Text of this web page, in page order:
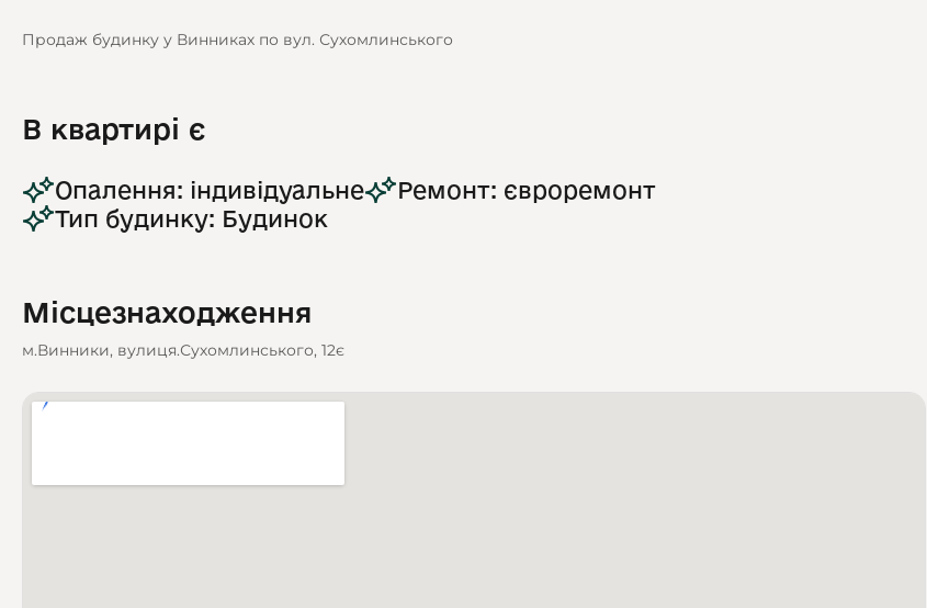
Продаж будинку у Винниках по вул. Сухомлинського
В квартирі є
Опалення: індивідуальне
Ремонт: євроремонт
Тип будинку: Будинок
Місцезнаходження
м.Винники, вулиця.Сухомлинського, 12є